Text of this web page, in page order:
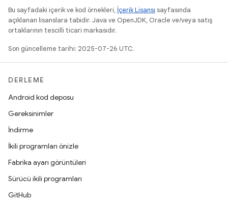
Bu sayfadaki içerik ve kod örnekleri, İçerik Lisansı sayfasında
açıklanan lisanslara tabidir. Java ve OpenJDK, Oracle ve/veya satış
ortaklarının tescilli ticari markasıdır.
Son güncelleme tarihi: 2025-07-26 UTC.
DERLEME
Android kod deposu
Gereksinimler
İndirme
İkili programları önizle
Fabrika ayarı görüntüleri
Sürücü ikili programları
GitHub